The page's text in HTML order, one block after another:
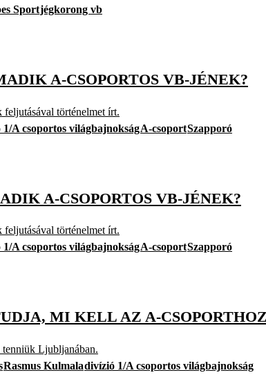
Sportjégkorong vb
A-CSOPORTOS VB-JÉNEK?
feljutásával történelmet írt.
1/A csoportos világbajnokságA-csoportSzapporó
A-CSOPORTOS VB-JÉNEK?
feljutásával történelmet írt.
1/A csoportos világbajnokságA-csoportSzapporó
MI KELL AZ A-
tenniük Ljubljanában.
Rasmus Kulmaladivízió 1/A csoportos világbajnokság